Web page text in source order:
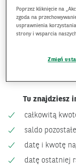
Tu znajdziesz
całkowitą
saldo
datę i kwotę
datę ostatniej
Poprzez kliknięcie na
zgoda na
usprawnienia
strony i wsparcia
Zmień